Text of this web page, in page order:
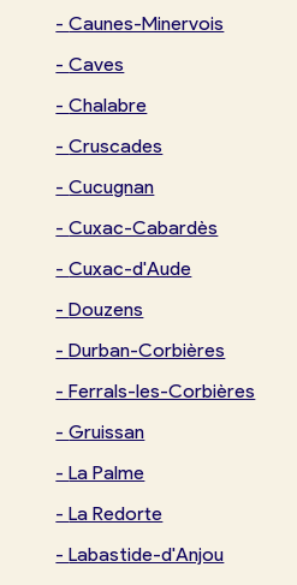
-Caunes-Minervois
-Caves
-Chalabre
-Cruscades
-Cucugnan
-Cuxac-Cabardès
-Cuxac-d'Aude
-Douzens
-Durban-Corbières
-Ferrals-les-Corbières
-Gruissan
-La Palme
-La Redorte
-Labastide-d'Anjou